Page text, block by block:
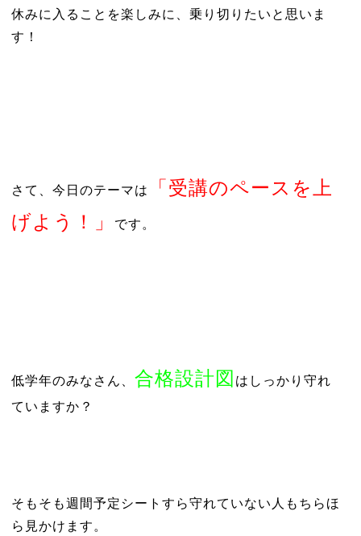
休みに入ることを楽しみに、乗り切りたいと思いま
す！
さて、今日のテーマは
「受講のペースを上
げよう！」
です。
低学年のみなさん、 合格設計図 は しっかり守れ
ていますか？
そもそも週間予定シートすら守れていない人もちらほ
ら見かけます。